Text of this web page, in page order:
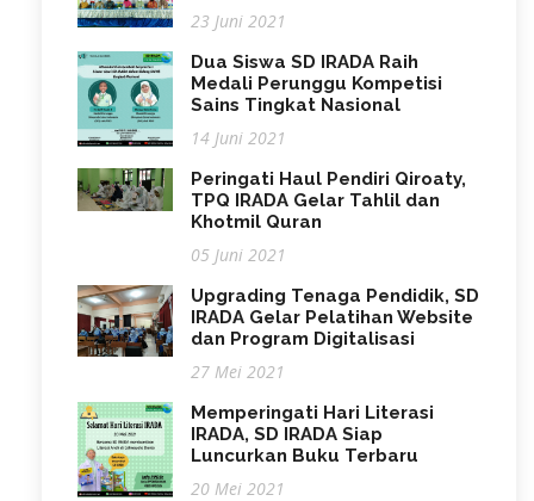
23 Juni 2021
Dua Siswa SD IRADA Raih
Medali Perunggu Kompetisi
Sains Tingkat Nasional
14 Juni 2021
Peringati Haul Pendiri Qiroaty,
TPQ IRADA Gelar Tahlil dan
Khotmil Quran
05 Juni 2021
Upgrading Tenaga Pendidik, SD
IRADA Gelar Pelatihan Website
dan Program Digitalisasi
27 Mei 2021
Memperingati Hari Literasi
IRADA, SD IRADA Siap
Luncurkan Buku Terbaru
20 Mei 2021